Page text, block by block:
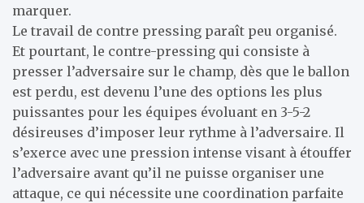
marquer.
Le travail de contre pressing paraît peu organisé.
Et pourtant, le contre-pressing qui consiste à
presser l’adversaire sur le champ, dès que le ballon
est perdu, est devenu l’une des options les plus
puissantes pour les équipes évoluant en 3-5-2
désireuses d’imposer leur rythme à l’adversaire. Il
s’exerce avec une pression intense visant à étouffer
l’adversaire avant qu’il ne puisse organiser une
attaque, ce qui nécessite une coordination parfaite